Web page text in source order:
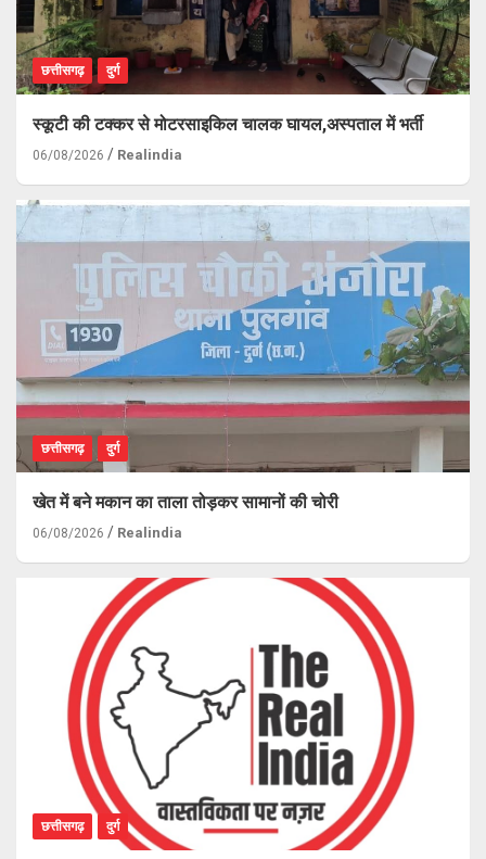
छत्तीसगढ़ दुर्ग
स्कूटी की टक्कर से मोटरसाइकिल चालक घायल,अस्पताल में भर्ती
06/08/2026 Realindia
छत्तीसगढ़ दुर्ग
खेत में बने मकान का ताला तोड़कर सामानों की चोरी
06/08/2026 Realindia
छत्तीसगढ़ दुर्ग